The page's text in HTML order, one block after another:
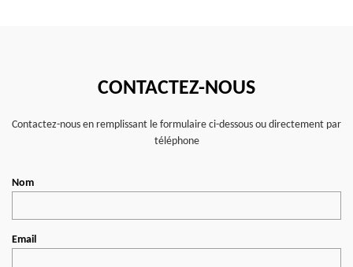
CONTACTEZ-NOUS
Contactez-nous en remplissant le formulaire ci-dessous ou directement par
téléphone
Nom
Email